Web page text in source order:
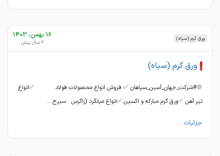
ورق گرم (سیاه) 16 بهمن، 1403
2 سال پیش
ورق گرم (سیاه)
💠#شرکت_جهان_آسین_سپاهان ✅ فروش انواع محصولات فولاد ✅انواع
تیر آهن ✅ورق گرم مبارکه و اکسین ✅انواع میلگرد (زاگرس . سیرج ...
جزئیات ...